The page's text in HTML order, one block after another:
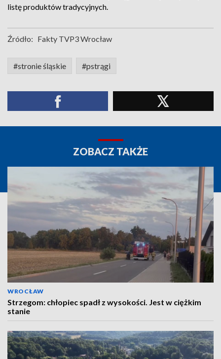
listę produktów tradycyjnych.
Źródło: Fakty TVP3 Wrocław
#stronie śląskie #pstrągi
ZOBACZ TAKŻE
WROCŁAW
Strzegom: chłopiec spadł z wysokości. Jest w ciężkim
stanie